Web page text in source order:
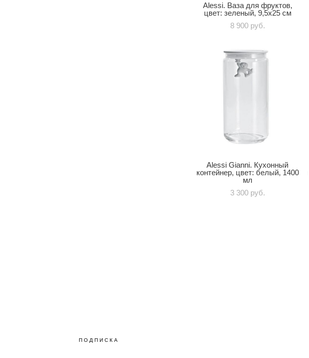
Alessi. Ваза для фруктов,
цвет: зеленый, 9,5x25 см
8 900 pуб.
Alessi Gianni. Кухонный
контейнер, цвет: белый, 1400
мл
3 300 pуб.
ПОДПИСКА